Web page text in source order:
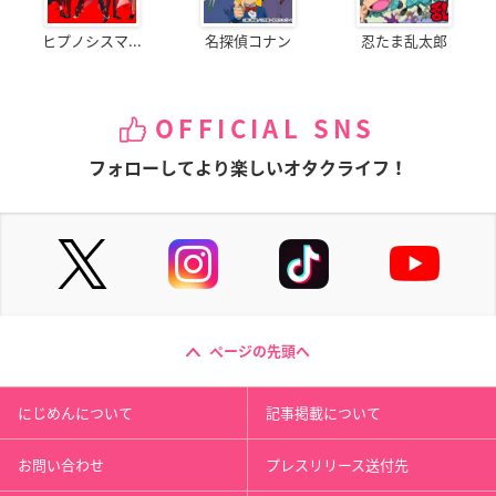
ヒプノシスマ... 名探偵コナン 忍たま乱太郎
OFFICIAL SNS
フォローしてより楽しいオタクライフ！
ページの先頭へ
にじめんについて 記事掲載について
お問い合わせ プレスリリース送付先